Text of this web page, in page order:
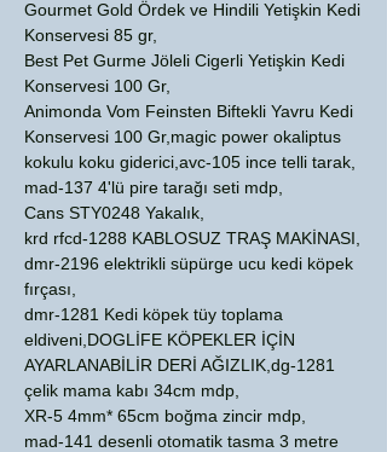
Gourmet Gold Ördek ve Hindili Yetişkin Kedi
Konservesi 85 gr,
Best Pet Gurme Jöleli Cigerli Yetişkin Kedi
Konservesi 100 Gr,
Animonda Vom Feinsten Biftekli Yavru Kedi
Konservesi 100 Gr,magic power okaliptus
kokulu koku giderici,avc-105 ince telli tarak,
mad-137 4'lü pire tarağı seti mdp,
Cans STY0248 Yakalık,
krd rfcd-1288 KABLOSUZ TRAŞ MAKİNASI,
dmr-2196 elektrikli süpürge ucu kedi köpek
fırçası,
dmr-1281 Kedi köpek tüy toplama
eldiveni,DOGLİFE KÖPEKLER İÇİN
AYARLANABİLİR DERİ AĞIZLIK,dg-1281
çelik mama kabı 34cm mdp,
XR-5 4mm* 65cm boğma zincir mdp,
mad-141 desenli otomatik tasma 3 metre